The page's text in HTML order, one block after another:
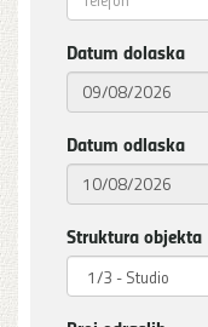
Datum dolaska
Datum odlaska
Struktura objekta